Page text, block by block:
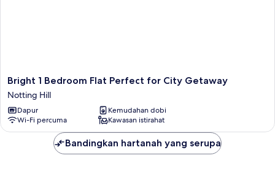
Bright
1
Bedroom
Flat
Perfect
for
Bright 1 Bedroom Flat Perfect for City Getaway
Notting Hill
Dapur
Kemudahan dobi
Wi-Fi percuma
Kawasan istirahat
Bandingkan hartanah yang serupa